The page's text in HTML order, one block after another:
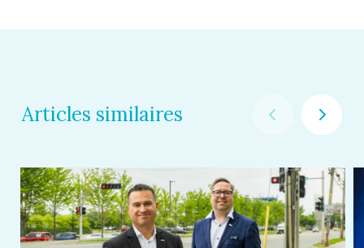
Articles similaires